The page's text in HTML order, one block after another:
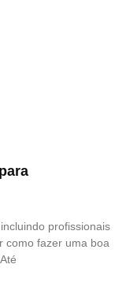
profissionais
como fazer uma boa